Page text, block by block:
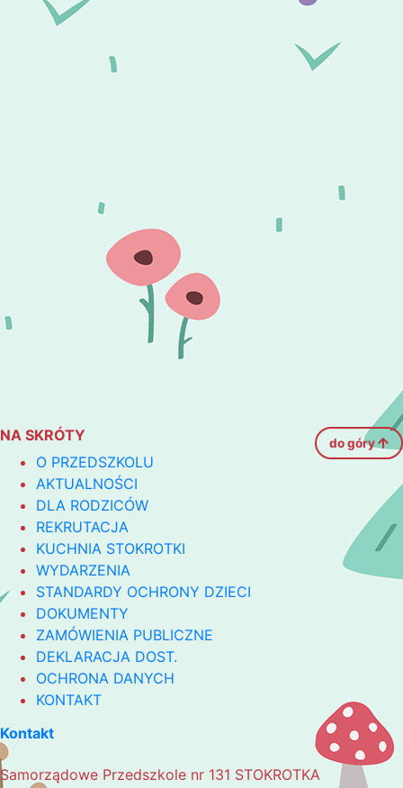
NA SKRÓTY do góry
O PRZEDSZKOLU
AKTUALNOŚCI
DLA RODZICÓW
REKRUTACJA
KUCHNIA STOKROTKI
WYDARZENIA
STANDARDY OCHRONY DZIECI
DOKUMENTY
ZAMÓWIENIA PUBLICZNE
DEKLARACJA DOST.
OCHRONA DANYCH
KONTAKT
Kontakt
Samorządowe Przedszkole nr 131 STOKROTKA